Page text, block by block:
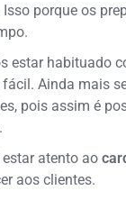
porque os
estar habituado
Ainda mais
pois assim é
estar atento ao
aos clientes.